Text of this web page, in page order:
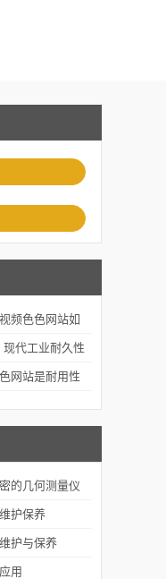
频色色网站如
境？
代工业耐久性
网站是耐用性
的几何测量仪
护保养
护与保养
用